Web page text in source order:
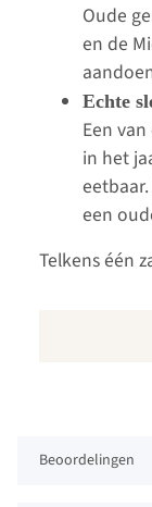
Oude
en de
Echte
Een
in het
een
Telkens één
Beoordelingen